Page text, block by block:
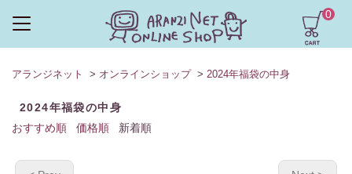
0
アランジネット > オンラインショップ > 2024年福袋の中身
2024年福袋の中身
おすすめ順
価格順 新着順